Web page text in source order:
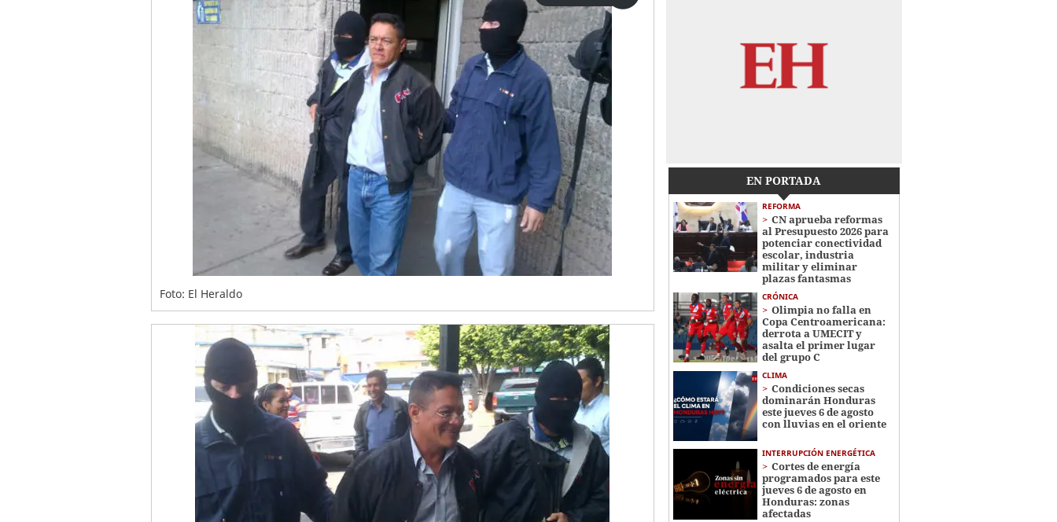
Foto: El Heraldo
EN PORTADA
REFORMA
CN aprueba reformas
al Presupuesto 2026 para
potenciar conectividad
escolar, industria
militar y eliminar
plazas fantasmas
CRÓNICA
Olimpia no falla en
Copa Centroamericana:
derrota a UMECIT y
asalta el primer lugar
del grupo C
CLIMA
Condiciones secas
dominarán Honduras
este jueves 6 de agosto
con lluvias en el oriente
INTERRUPCIÓN ENERGÉTICA
Cortes de energía
programados para este
jueves 6 de agosto en
Honduras: zonas
afectadas